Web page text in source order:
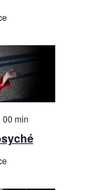
00 min